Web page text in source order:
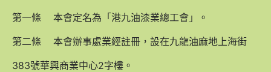
第一條 本會定名為「港九油漆業總工會」。
第二條 本會辦事處業經註冊，設在九龍油麻地上海街
383號華興商業中心2字樓。